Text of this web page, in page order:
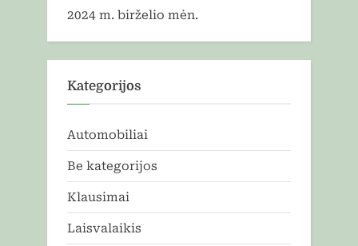
2024 m. birželio mėn.
Kategorijos
Automobiliai
Be kategorijos
Klausimai
Laisvalaikis